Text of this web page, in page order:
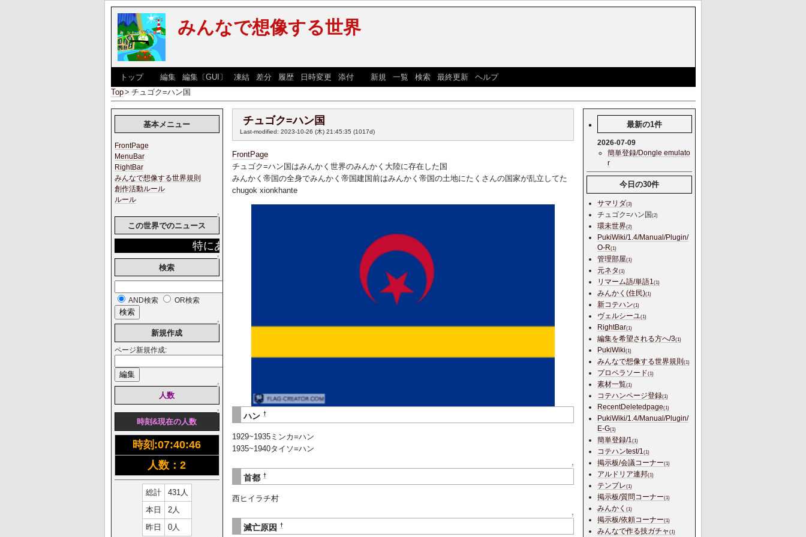
みんなで想像する世界
トップ] [ 編集| 編集〔GUI〕 凍結| 差分 履歴| 日時変更 添付] [ 新規 一覧 検索| 最終更新| ヘルプ]
Top> チュゴク=ハン国
チュゴク=ハン国
Last-modified: 2023-10-26 (木) 21:45:35 (1017d)
FrontPage
チュゴク=ハン国はみんかく世界のみんかく大陸に存在した国
みんかく帝国の全身でみんかく帝国建国前はみんかく帝国の土地にたくさんの国家が乱立してた
chugok xionkhante
ハン †
1929~1935ミンカ=ハン
1935~1940タイソ=ハン
↑
首都 †
西ヒイラチ村
↑
滅亡原因 †
基本メニュー
FrontPage
MenuBar
RightBar
みんなで想像する世界規則
創作活動ルール
ルール
↑
この世界でのニュース
特にありません。
↑
検索
AND検索 OR検索
↑
新規作成
ページ新規作成:
↑
人数
↑
時刻&現在の人数
時刻:07:40:47
人数：2
総計
431人
本日
2人
昨日
0人
最新の1件
2026-07-09
簡単登録/Dongle emulato
r
今日の30件
サマリダ(3)
チュゴク=ハン国(2)
環未世界(2)
PukiWiki/1.4/Manual/Plugin/
O-R(1)
管理部屋(1)
元ネタ (1)
リマーム語/単語1 (1)
みんかく(住民)(1)
新コテハン(1)
ヴェルシーユ (1)
RightBar(1)
編集を希望される方へ/3(1)
PukiWiki(1)
みんなで想像する世界規則(1)
プロペラソード(1)
素材一覧(1)
コテハンページ登録(1)
RecentDeletedpage(1)
PukiWiki/1.4/Manual/Plugin/
E-G(1)
簡単登録/1 (1)
コテハンtest/1 (1)
掲示板/会議コーナー(1)
アルドリア連邦(1)
テンプレ(1)
掲示板/質問コーナー(1)
みんかく (1)
掲示板/依頼コーナー(1)
みんなで作る技ガチャ (1)